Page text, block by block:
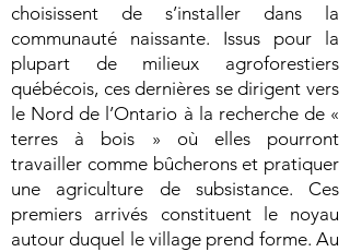
choisissent de s’installer dans la
communauté naissante. Issus pour la
plupart de milieux agroforestiers
québécois, ces dernières se dirigent vers
le Nord de l’Ontario à la recherche de «
terres à bois » où elles pourront
travailler comme bûcherons et pratiquer
une agriculture de subsistance. Ces
premiers arrivés constituent le noyau
autour duquel le village prend forme. Au